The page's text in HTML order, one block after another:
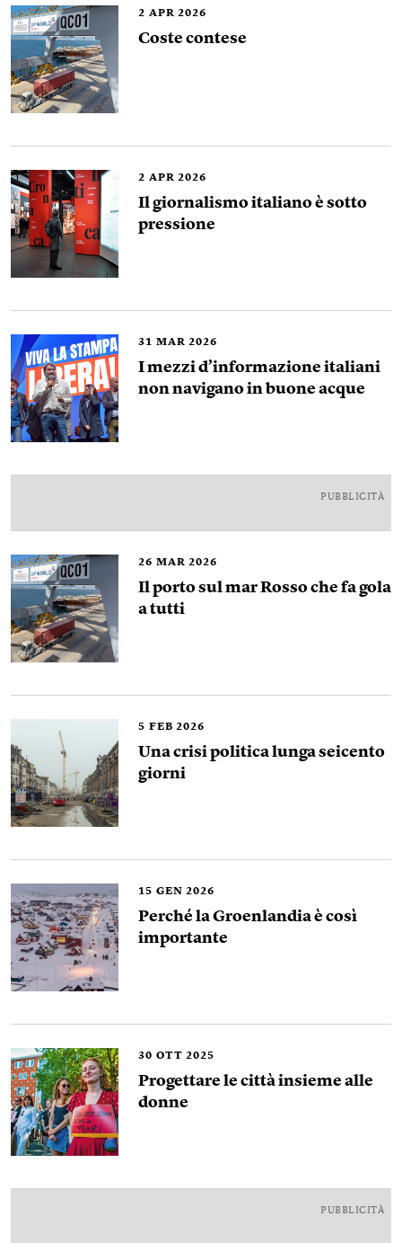
2 APR 2026
Coste contese
2 APR 2026
Il giornalismo italiano è sotto
pressione
31 MAR 2026
I mezzi d’informazione italiani
non navigano in buone acque
PUBBLICITÀ
26 MAR 2026
Il porto sul mar Rosso che fa gola
a tutti
5 FEB 2026
Una crisi politica lunga seicento
giorni
15 GEN 2026
Perché la Groenlandia è così
importante
30 OTT 2025
Progettare le città insieme alle
donne
PUBBLICITÀ